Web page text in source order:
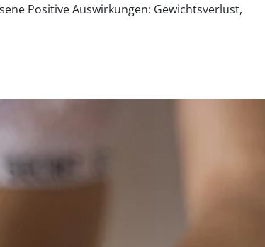
Positive Auswirkungen: Gewichtsverlust,